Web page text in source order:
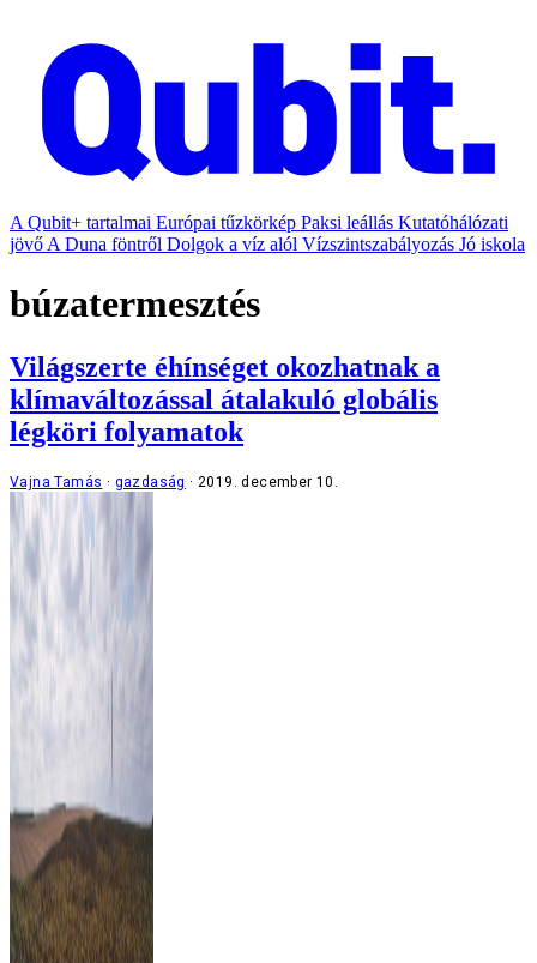
A Qubit+ tartalmai Európai tűzkörkép Paksi leállás Kutatóhálózati
jövő A Duna föntről Dolgok a víz alól Vízszintszabályozás Jó iskola
búzatermesztés
Világszerte éhínséget okozhatnak a
klímaváltozással átalakuló globális
légköri folyamatok
Vajna Tamás gazdaság 2019. december 10.